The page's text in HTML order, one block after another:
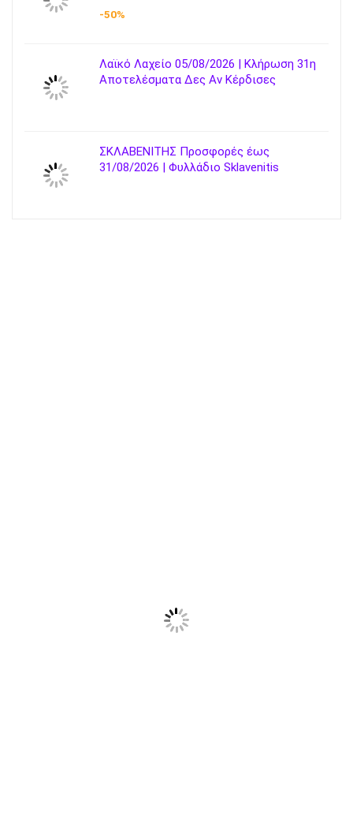
-50%
Λαϊκό Λαχείο 05/08/2026 | Κλήρωση 31η
Αποτελέσματα Δες Αν Κέρδισες
ΣΚΛΑΒΕΝΙΤΗΣ Προσφορές έως
31/08/2026 | Φυλλάδιο Sklavenitis